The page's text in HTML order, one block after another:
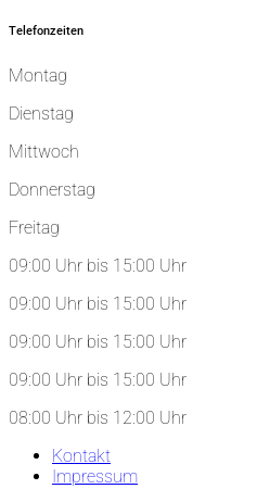
Telefonzeiten
Montag
Dienstag
Mittwoch
Donnerstag
Freitag
09:00 Uhr bis 15:00 Uhr
09:00 Uhr bis 15:00 Uhr
09:00 Uhr bis 15:00 Uhr
09:00 Uhr bis 15:00 Uhr
08:00 Uhr bis 12:00 Uhr
Kontakt
Impressum